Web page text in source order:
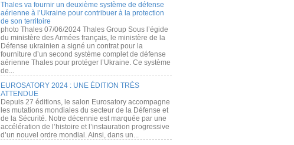
Thales va fournir un deuxième système de défense
aérienne à l’Ukraine pour contribuer à la protection
de son territoire
photo Thales 07/06/2024 Thales Group Sous l’égide
du ministère des Armées français, le ministère de la
Défense ukrainien a signé un contrat pour la
fourniture d’un second système complet de défense
aérienne Thales pour protéger l’Ukraine. Ce système
de...
EUROSATORY 2024 : UNE ÉDITION TRÈS
ATTENDUE
Depuis 27 éditions, le salon Eurosatory accompagne
les mutations mondiales du secteur de la Défense et
de la Sécurité. Notre décennie est marquée par une
accélération de l’histoire et l’instauration progressive
d’un nouvel ordre mondial. Ainsi, dans un...